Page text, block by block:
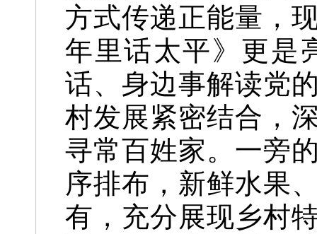
方式传递正能量，
年里话太平》更是
话、身边事解读党
村发展紧密结合，
寻常百姓家。一旁
序排布，新鲜水果
有，充分展现乡村